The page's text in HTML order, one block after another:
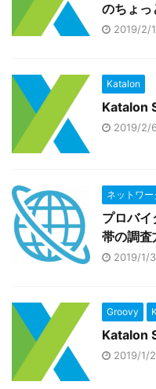
のちょっ
2019/2/
Katalon
Katalon
2019/2/
ネットワー
プロバイ
帯の調査
2019/1/
Groovy
Katalon
2019/1/